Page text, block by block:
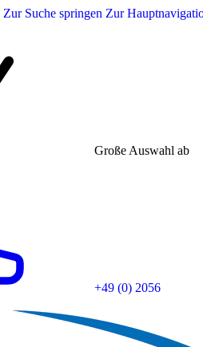
Zur Suche springen Zur
Große Auswahl ab
+49 (0) 2056